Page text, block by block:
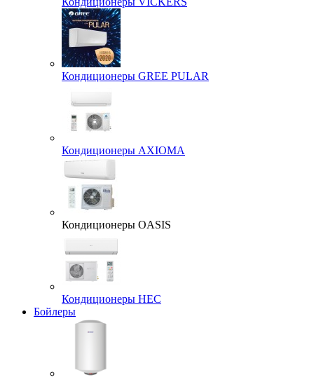
Кондиционеры GREE PULAR
Кондиционеры AXIOMA
Кондиционеры OASIS
Кондиционеры HEC
Бойлеры